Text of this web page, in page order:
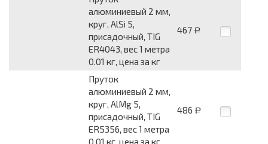
алюминиевый 2 мм,
круг, AlSi 5,
присадочный, TIG
ER4043, вес 1 метра
0.01 кг, цена за кг
467 Р
Пруток
алюминиевый 2 мм,
круг, AlMg 5,
присадочный, TIG
ER5356, вес 1 метра
0.01 кг, цена за кг
486 Р